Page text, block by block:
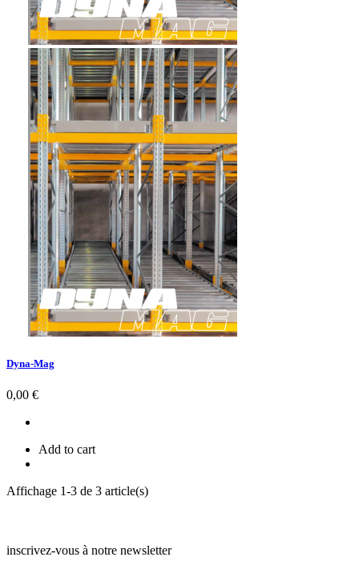
Dyna-Mag
Prix
0,00 €
Add to cart
Affichage 1-3 de 3 article(s)
inscrivez-vous à notre newsletter